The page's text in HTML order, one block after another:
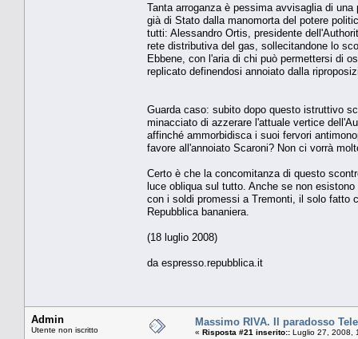
Tanta arroganza è pessima avvisaglia di
già di Stato dalla manomorta del potere
tutti: Alessandro Ortis, presidente
rete distributiva del gas, sollecitandone lo
Ebbene, con l'aria di chi può permettersi di
replicato definendosi annoiato dalla
Guarda caso: subito dopo questo istruttivo
minacciato di azzerare l'attuale vertice
affinché ammorbidisca i suoi fervori
favore all'annoiato Scaroni? Non ci vorrà
Certo è che la concomitanza di questo
luce obliqua sul tutto. Anche se non
con i soldi promessi a Tremonti, il solo fatto
Repubblica bananiera.
(18 luglio 2008)
da espresso.repubblica.it
Admin
Utente non iscritto
Massimo RIVA. Il paradosso
« Risposta #21 inserito:: Luglio 27, 2008,